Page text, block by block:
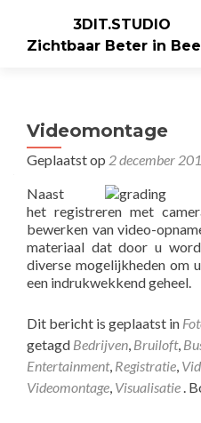
3DIT.STUDIO
Zichtbaar Beter in
Videomontage
Geplaatst op 2 december
Naast
het registreren met
bewerken van video-
materiaal dat door u
diverse mogelijkheden om
een indrukwekkend geheel.
Dit bericht is geplaatst in
getagd Bedrijven, Bruiloft,
Entertainment, Registratie,
Videomontage, Visualisatie .